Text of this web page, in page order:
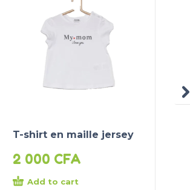
T-shirt en maille jersey
2 000 CFA
Add to cart